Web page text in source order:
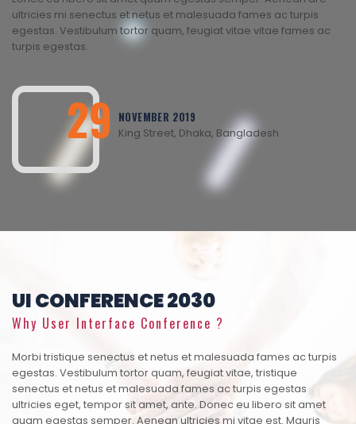
ultricies mi senectus et netus et malesuada fames ac turpis
egestas. Vestibulum tortor quam, feugiat vitae vitae fames ac
turpis egestas.
29 NOVEMBER 2019
King Street, Dhaka, Bangladesh
UI CONFERENCE 2030
Why User Interface Conference ?
Morbi tristique senectus et netus et malesuada fames ac turpis
egestas. Vestibulum tortor quam, feugiat vitae, tristique
senectus et netus et malesuada fames ac turpis egestas
ultricies eget, tempor sit amet, ante. Donec eu libero sit amet
quam egestas semper. Aenean ultricies mi vitae est. Mauris